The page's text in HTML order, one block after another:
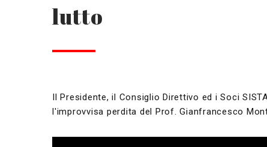
lutto
Il Presidente, il Consiglio Direttivo ed i Soci
l'improvvisa perdita del Prof. Gianfrancesco